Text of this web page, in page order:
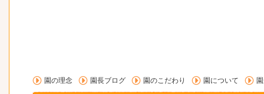
園の理念 園長ブログ 園のこだわり 園について